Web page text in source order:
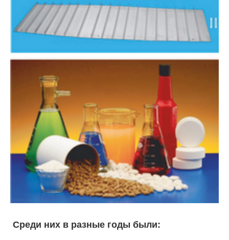
Среди них в разные годы были: